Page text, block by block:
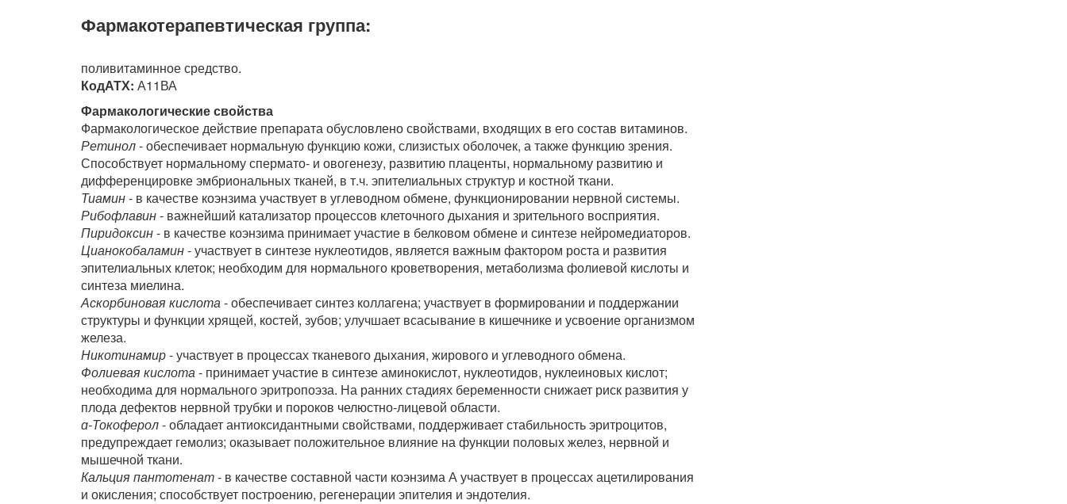
Фармакотерапевтическая группа:
поливитаминное средство.
КодАТХ: А11ВА
Фармакологические свойства
Фармакологическое действие препарата обусловлено свойствами, входящих в его состав витаминов.
Ретинол- обеспечивает нормальную функцию кожи, слизистых оболочек, а также функцию зрения.
Способствует нормальному спермато- и овогенезу, развитию плаценты, нормальному развитию и
дифференцировке эмбриональных тканей, в т.ч. эпителиальных структур и костной ткани.
Тиамин- в качестве коэнзима участвует в углеводном обмене, функционировании нервной системы.
Рибофлавин- важнейший катализатор процессов клеточного дыхания и зрительного восприятия.
Пиридоксин- в качестве коэнзима принимает участие в белковом обмене и синтезе нейромедиаторов.
Цианокобаламин- участвует в синтезе нуклеотидов, является важным фактором роста и развития
эпителиальных клеток; необходим для нормального кроветворения, метаболизма фолиевой кислоты и
синтеза миелина.
Аскорбиновая кислота- обеспечивает синтез коллагена; участвует в формировании и поддержании
структуры и функции хрящей, костей, зубов; улучшает всасывание в кишечнике и усвоение организмом
железа.
Никотинамир- участвует в процессах тканевого дыхания, жирового и углеводного обмена.
Фолиевая кислота- принимает участие в синтезе аминокислот, нуклеотидов, нуклеиновых кислот;
необходима для нормального эритропоэза. На ранних стадиях беременности снижает риск развития у
плода дефектов нервной трубки и пороков челюстно-лицевой области.
ɑ-Токоферол- обладает антиоксидантными свойствами, поддерживает стабильность эритроцитов,
предупреждает гемолиз; оказывает положительное влияние на функции половых желез, нервной и
мышечной ткани.
Кальция пантотенат- в качестве составной части коэнзима А участвует в процессах ацетилирования
и окисления; способствует построению, регенерации эпителия и эндотелия.